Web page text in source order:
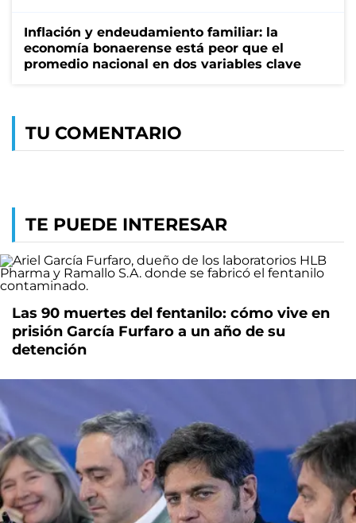
Inflación y endeudamiento familiar: la
economía bonaerense está peor que el
promedio nacional en dos variables clave
TU COMENTARIO
TE PUEDE INTERESAR
Las 90 muertes del fentanilo: cómo vive en
prisión García Furfaro a un año de su
detención